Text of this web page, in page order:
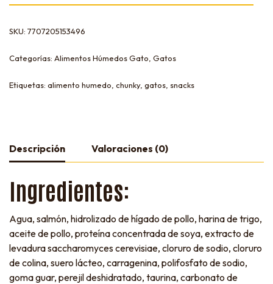
SKU: 7707205153496
Categorías: Alimentos Húmedos Gato Gatos
Etiquetas: alimento humedo chunky, gatos snacks
Descripción Valoraciones (0)
Ingredientes:
Agua, salmón, hidrolizado de hígado de pollo, harina de trigo,
aceite de pollo, proteína concentrada de soya, extracto de
levadura saccharomyces cerevisiae, cloruro de sodio, cloruro
de colina, suero lácteo, carragenina, polifosfato de sodio,
goma guar, perejil deshidratado, taurina, carbonato de